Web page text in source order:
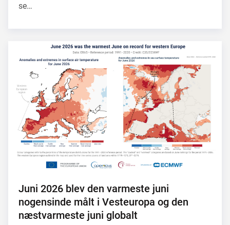
se…
Juni 2026 blev den varmeste juni
nogensinde målt i Vesteuropa og den
næstvarmeste juni globalt